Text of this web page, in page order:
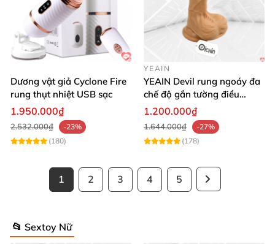
Dương vật giả Cyclone Fire
rung thụt nhiệt USB sạc
1.950.000₫
2.532.000₫
-23%
(180)
YEAIN
YEAIN Devil rung ngoáy đa
chế độ gắn tường điều
khiển từ xa tiện lợi
1.200.000₫
1.644.000₫
-27%
(178)
1 2 3 4 5
📂 Sextoy Nữ